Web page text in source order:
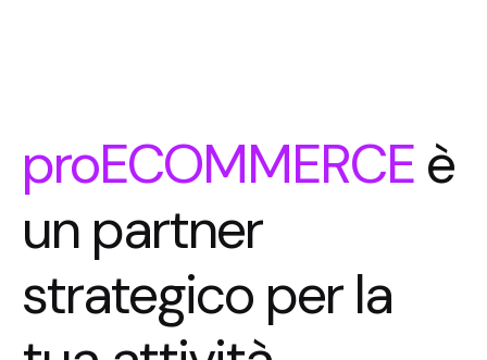
proECOMMERCEè
un partner
strategico per la